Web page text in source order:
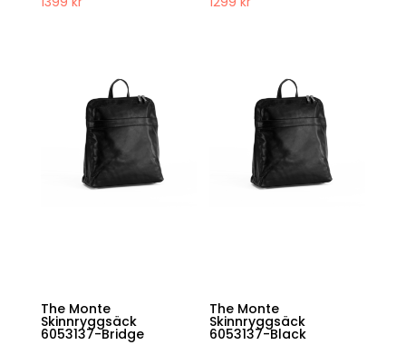
The Monte
Skinnryggsäck
6053137-Bridge
The Monte
Skinnryggsäck
6053137-Black